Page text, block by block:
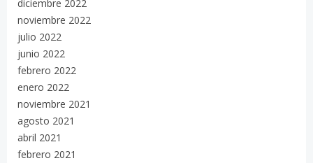
diciembre 2022
noviembre 2022
julio 2022
junio 2022
febrero 2022
enero 2022
noviembre 2021
agosto 2021
abril 2021
febrero 2021